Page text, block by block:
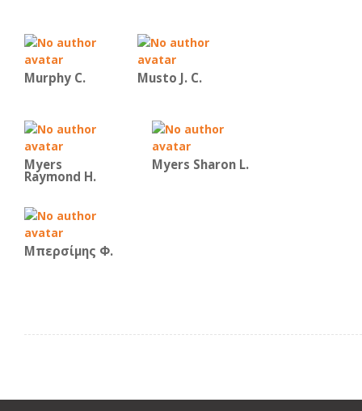
Murphy C. Musto J. C.
Myers
Raymond H.
Myers Sharon L.
Μπερσίμης Φ.